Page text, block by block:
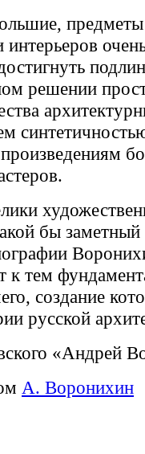
интерьеров
решении
бы
к тем
создание
русской
«Андрей
А. Воронихин